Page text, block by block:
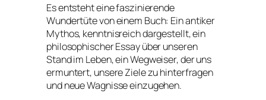
Es entsteht eine faszinierende
Wundertüte von einem Buch: Ein antiker
Mythos, kenntnisreich dargestellt, ein
philosophischer Essay über unseren
Stand im Leben, ein Wegweiser, der uns
ermuntert, unsere Ziele zu hinterfragen
und neue Wagnisse einzugehen.